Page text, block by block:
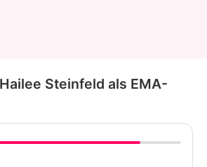
Steinfeld als EMA-